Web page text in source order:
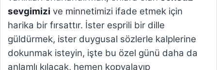
sevgimizi ve minnetimizi ifade etmek için
harika bir fırsattır. İster esprili bir dille
güldürmek, ister duygusal sözlerle kalplerine
dokunmak isteyin, işte bu özel günü daha da
anlamlı kılacak, hemen kopyalayıp